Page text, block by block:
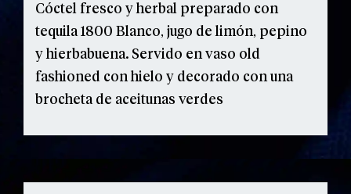
Cóctel fresco y herbal preparado con
tequila 1800 Blanco, jugo de limón, pepino
y hierbabuena. Servido en vaso old
fashioned con hielo y decorado con una
brocheta de aceitunas verdes